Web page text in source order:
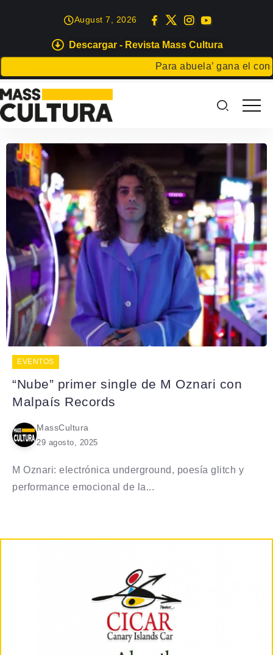
Descargar - Revista Mass Cultura
Para abuela’ gana el
August 7, 2026
EVENTOS
“Nube” primer single de M Oznari con
Malpaís Records
MassCultura
29 agosto, 2025
M Oznari: electrónica underground, poesía glitch y
performance emocional de la...